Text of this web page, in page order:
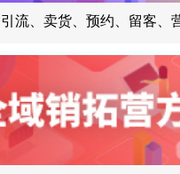
引流、卖货、预约、留客、